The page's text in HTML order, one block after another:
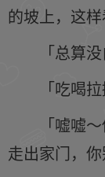
的坡上，这样
「总算
「吃喝
「嘘嘘
走出家门，你